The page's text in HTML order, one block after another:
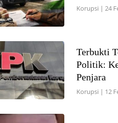
Korupsi | 24
Terbukti
Politik:
Penjara
Korupsi | 12